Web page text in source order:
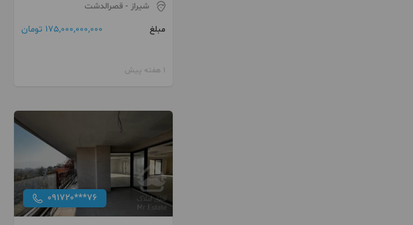
شیراز - قصرالدشت
مبلغ
175,000,000,000 تومان
1 هفته پیش
091720***76